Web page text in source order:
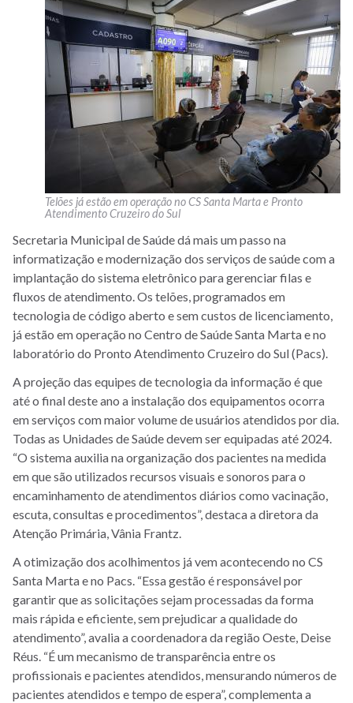
Telões já estão em operação no CS Santa Marta e Pronto
Atendimento Cruzeiro do Sul
Secretaria Municipal de Saúde dá mais um passo na
informatização e modernização dos serviços de saúde com a
implantação do sistema eletrônico para gerenciar filas e
fluxos de atendimento. Os telões, programados em
tecnologia de código aberto e sem custos de licenciamento,
já estão em operação no Centro de Saúde Santa Marta e no
laboratório do Pronto Atendimento Cruzeiro do Sul (Pacs).
A projeção das equipes de tecnologia da informação é que
até o final deste ano a instalação dos equipamentos ocorra
em serviços com maior volume de usuários atendidos por dia.
Todas as Unidades de Saúde devem ser equipadas até 2024.
“O sistema auxilia na organização dos pacientes na medida
em que são utilizados recursos visuais e sonoros para o
encaminhamento de atendimentos diários como vacinação,
escuta, consultas e procedimentos”, destaca a diretora da
Atenção Primária, Vânia Frantz.
A otimização dos acolhimentos já vem acontecendo no CS
Santa Marta e no Pacs. “Essa gestão é responsável por
garantir que as solicitações sejam processadas da forma
mais rápida e eficiente, sem prejudicar a qualidade do
atendimento”, avalia a coordenadora da região Oeste, Deise
Réus. “É um mecanismo de transparência entre os
profissionais e pacientes atendidos, mensurando números de
pacientes atendidos e tempo de espera”, complementa a